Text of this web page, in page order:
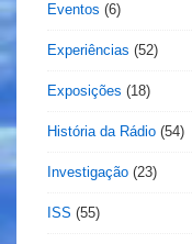
Eventos (6)
Experiências (52)
Exposições (18)
História da Rádio (54)
Investigação (23)
ISS (55)